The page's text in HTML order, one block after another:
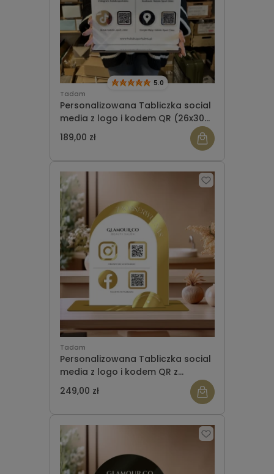
Tadam
Personalizowana Tabliczka social
media z logo i kodem QR (26x30
cm)
5.0
189,00 zł
Tadam
Personalizowana Tabliczka social
media z logo i kodem QR z
miejscem na wizytówki
249,00 zł